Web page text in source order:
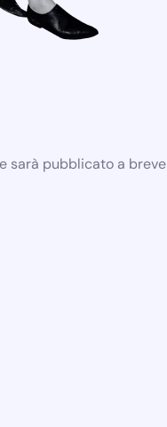
sarà pubblicato a breve